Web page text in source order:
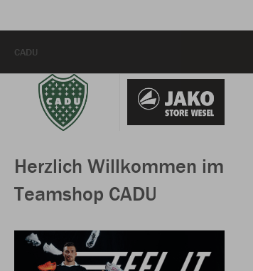
CADU
Herzlich Willkommen im
Teamshop CADU